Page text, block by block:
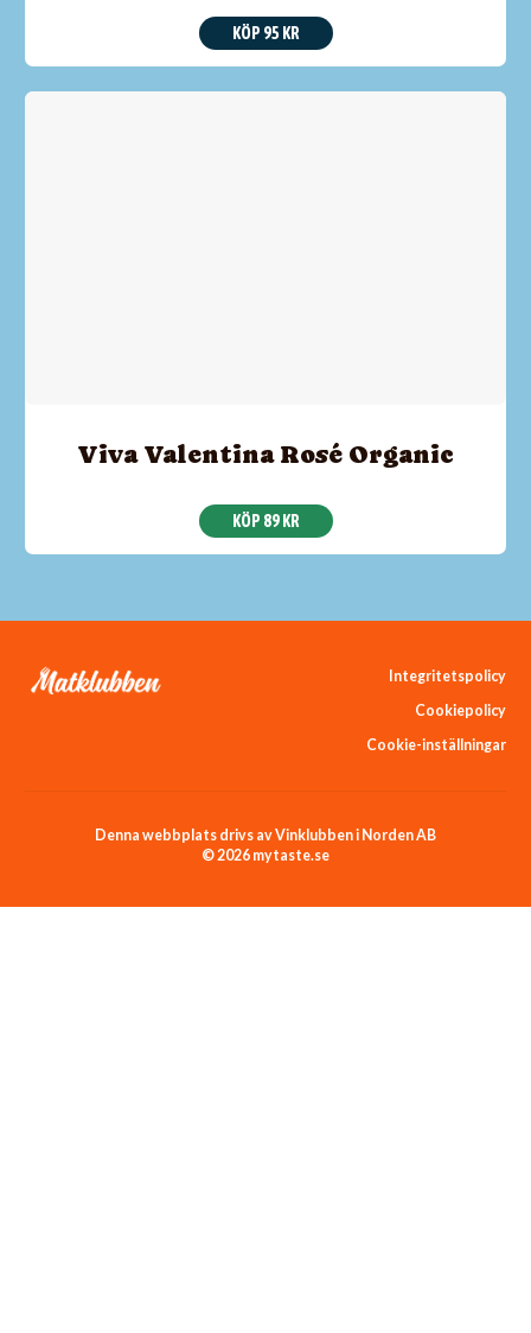
KÖP 95 KR
Viva Valentina Rosé Organic
KÖP 89 KR
Integritetspolicy
Cookiepolicy
Cookie-inställningar
Denna webbplats drivs av Vinklubben i Norden AB
© 2026 mytaste.se